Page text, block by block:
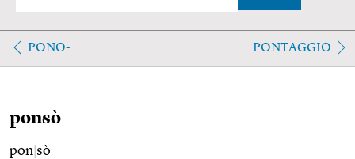
PONO- PONTAGGIO
ponsò
pon sò